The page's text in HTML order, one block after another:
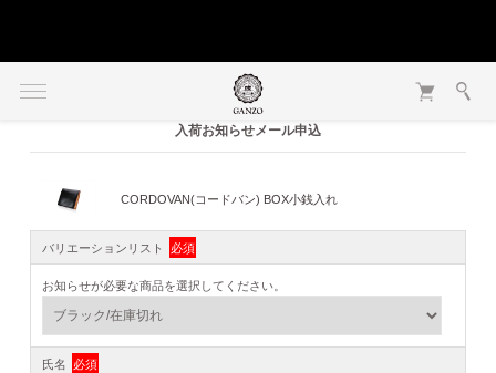
入荷お知らせメール申込
CORDOVAN(コードバン) BOX小銭入れ
バリエーションリスト 必須
お知らせが必要な商品を選択してください。
氏名 必須